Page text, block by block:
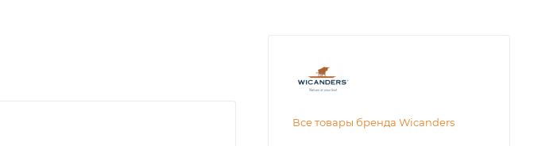
Все товары бренда Wicanders